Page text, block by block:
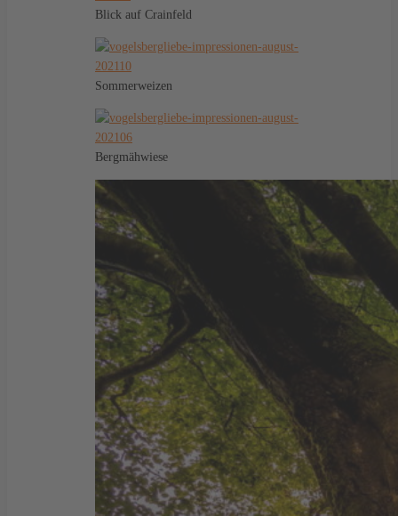
Blick auf Crainfeld
Sommerweizen
Bergmähwiese